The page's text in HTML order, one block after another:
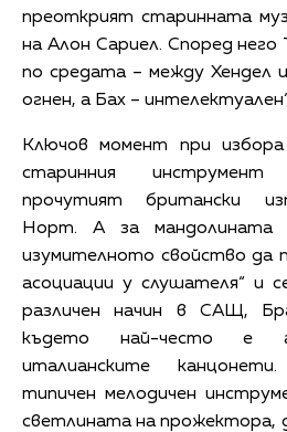
преоткрият старинната
на Алон Сариел. Според него
по средата – между Хендел
огнен, а Бах –
Ключов момент при
старинния
прочутият британски
Норт. А за мандолината
изумителното свойство да
асоциации у слушателя“ и
различен начин в САЩ,
където най-често е
италианските
типичен мелодичен
светлината на